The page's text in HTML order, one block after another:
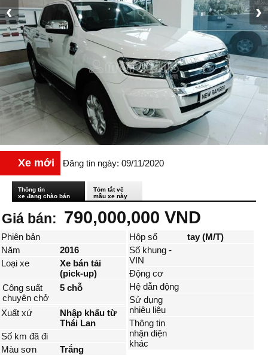
‹ ›
Xe mới Đăng tin ngày: 09/11/2020
Thông tin
xe đang chào bán
Tóm tắt về
mẫu xe này
Giá bán: 790,000,000 VND
Phiên bản
Năm
2016
Loại xe
Xe bán tải
(pick-up)
Công suất
chuyên chở
5 chỗ
Xuất xứ
Nhập khẩu từ
Thái Lan
Số km đã đi
Màu sơn
Trắng
Hộp số
tay (M/T)
Số khung -
VIN
Động cơ
Hệ dẫn động
Sử dụng
nhiêu liệu
Thông tin
nhận diện
khác